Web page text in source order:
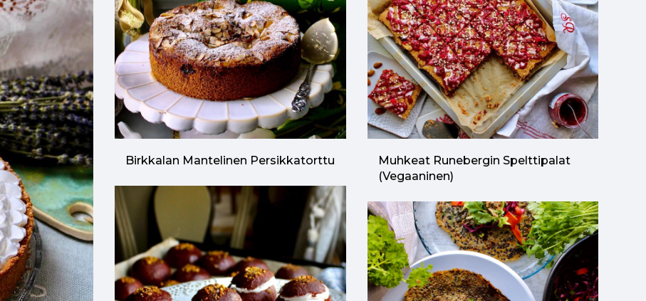
Birkkalan Mantelinen Persikkatorttu
Muhkeat Runebergin Spelttipalat
(vegaaninen)